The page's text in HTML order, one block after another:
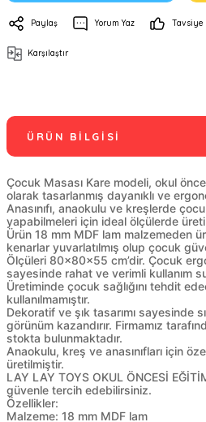
Paylaş Yorum Yaz Tavsiye
Karşılaştır
ÜRÜN BILGISI
Çocuk Masası Kare modeli, okul
olarak tasarlanmış dayanıklı ve
Anasınıfı, anaokulu ve kreşlerde
yapabilmeleri için ideal ölçülerde
Ürün 18 mm MDF lam malzemeden
kenarlar yuvarlatılmış olup çocuk
Ölçüleri 80x80x55 cm’dir. Çocuk
sayesinde rahat ve verimli kullanım
Üretiminde çocuk sağlığını tehdit
kullanılmamıştır.
Dekoratif ve şık tasarımı sayesinde
görünüm kazandırır. Firmamız
stokta bulunmaktadır.
Anaokulu, kreş ve anasınıfları için
üretilmiştir.
LAY LAY TOYS OKUL ÖNCESİ
güvenle tercih edebilirsiniz.
Özellikler:
Malzeme: 18 mm MDF lam